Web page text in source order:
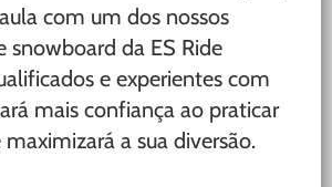
com um dos nossos
snowboard da ES Ride
e experientes com
mais confiança ao praticar
a sua diversão.